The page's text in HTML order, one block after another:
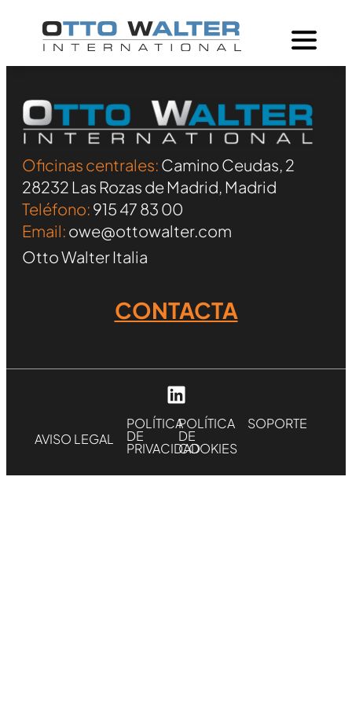
Oficinas centrales: Camino Ceudas, 2
28232 Las Rozas de Madrid, Madrid
Teléfono: 915 47 83 00
Email: owe@ottowalter.com
Otto Walter Italia
CONTACTA
AVISO LEGAL
POLÍTICA
DE
PRIVACIDAD
POLÍTICA
DE
COOKIES
SOPORTE